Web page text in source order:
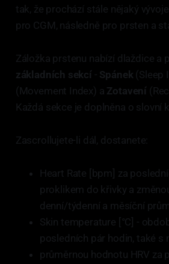
tak, že prochází stále nějaký
pro CGM, následně pro prsten a
Záložka prstenu nabízí dlaždice a
základních sekcí - Spánek (Sleep
(Movement Index) a Zotavení
Každá sekce je doplněna o slovní
Zascrollujete-li dál, dostanete:
Heart Rate [bpm] za
proklikem do křivky a
denní/týdenní a měsíční
Skin temperature [°C] -
posledních pár hodin, také s
průměrnou hodnotu HRV za